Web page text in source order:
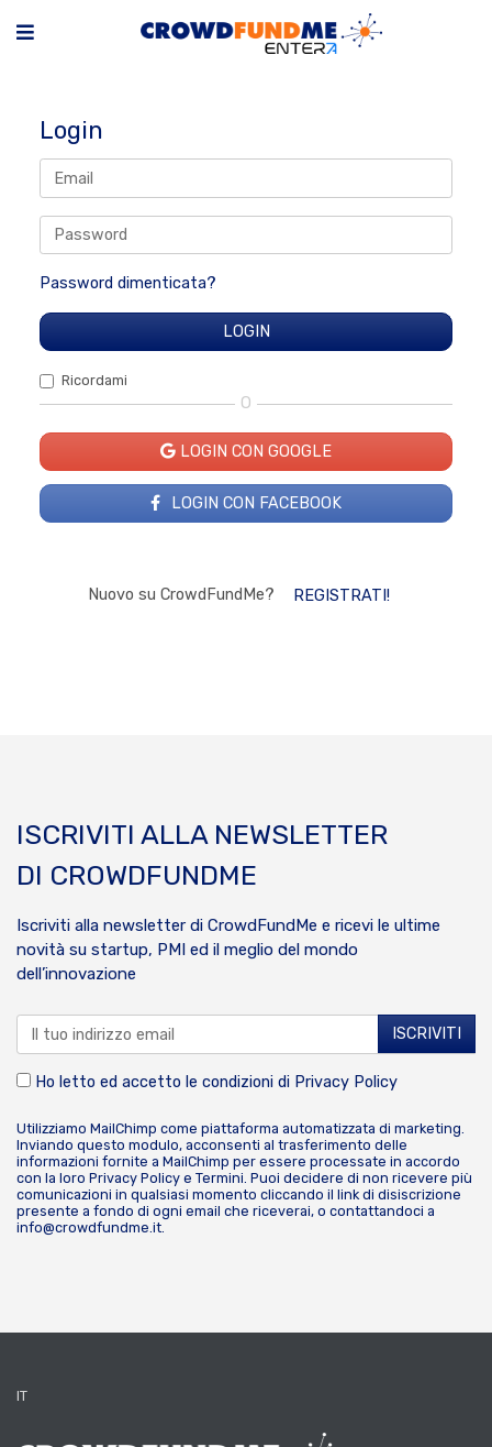
Login
Password dimenticata?
Ricordami
O
LOGIN CON GOOGLE
LOGIN CON FACEBOOK
Nuovo su CrowdFundMe? REGISTRATI!
ISCRIVITI ALLA NEWSLETTER
DI CROWDFUNDME
Iscriviti alla newsletter di CrowdFundMe e ricevi le ultime
novità su startup, PMI ed il meglio del mondo
dell’innovazione
Ho letto ed accetto le condizioni di Privacy Policy
Utilizziamo MailChimp come piattaforma automatizzata di marketing.
Inviando questo modulo, acconsenti al trasferimento delle
informazioni fornite a MailChimp per essere processate in accordo
con la loro Privacy Policy e Termini. Puoi decidere di non ricevere più
comunicazioni in qualsiasi momento cliccando il link di disiscrizione
presente a fondo di ogni email che riceverai, o contattandoci a
info@crowdfundme.it.
IT